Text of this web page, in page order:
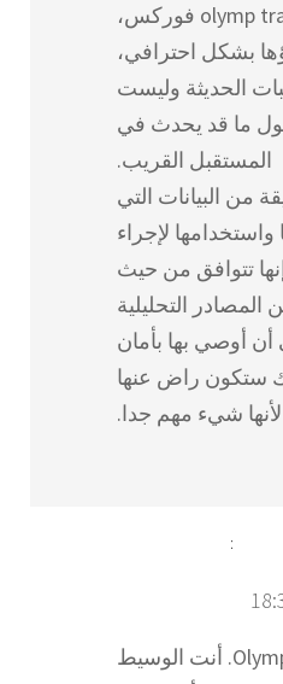
أنا أحب مراجعات olymp trade فوركس،
بشكل احترافي،
الحديثة وليست
ما قد يحدث في
المستقبل القريب.
من البيانات التي
لإجراء
تتوافق من حيث
التحليلية
أن أوصي بها بأمان
ستكون راض عنها
لأنها شيء مهم جدا.
:
أشكركم Olymp Trade. أنت الوسيط